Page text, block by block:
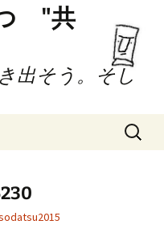
"共
出そう。そし
検
索: